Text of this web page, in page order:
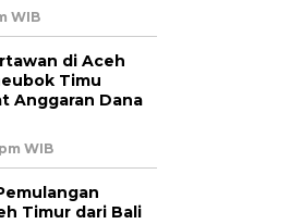
WIB
di Aceh
Timu
Anggaran Dana
WIB
Timur dari Bali